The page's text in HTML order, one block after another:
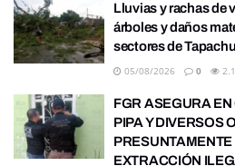
Lluvias y rachas de
árboles y daños
sectores de
05/08/2026 0
FGR ASEGURA
PIPA Y DIVERSOS
EXTRACCIÓN